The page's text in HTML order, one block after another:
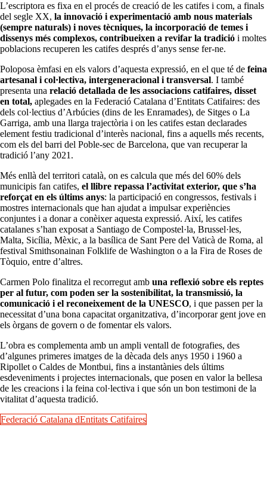
L’escriptora es fixa en el procés de creació de les catifes i com, a finals
del segle XX, la innovació i experimentació amb nous materials
(sempre naturals) i noves tècniques, la incorporació de temes i
dissenys més complexos, contribueixen a revifar la tradició i moltes
poblacions recuperen les catifes després d’anys sense fer-ne.
Poloposa èmfasi en els valors d’aquesta expressió, en el que té de feina
artesanal i col·lectiva, intergeneracional i transversal. I també
presenta una relació detallada de les associacions catifaires, disset
en total, aplegades en la Federació Catalana d’Entitats Catifaires: des
dels col·lectius d’Arbúcies (dins de les Enramades), de Sitges o La
Garriga, amb una llarga trajectòria i on les catifes estan declarades
element festiu tradicional d’interès nacional, fins a aquells més recents,
com els del barri del Poble-sec de Barcelona, que van recuperar la
tradició l’any 2021.
Més enllà del territori català, on es calcula que més del 60% dels
municipis fan catifes, el llibre repassa l’activitat exterior, que s’ha
reforçat en els últims anys: la participació en congressos, festivals i
mostres internacionals que han ajudat a impulsar experiències
conjuntes i a donar a conèixer aquesta expressió. Així, les catifes
catalanes s’han exposat a Santiago de Compostel·la, Brussel·les,
Malta, Sicília, Mèxic, a la basílica de Sant Pere del Vaticà de Roma, al
festival Smithsonainan Folklife de Washington o a la Fira de Roses de
Tòquio, entre d’altres.
Carmen Polo finalitza el recorregut amb una reflexió sobre els reptes
per al futur, com poden ser la sostenibilitat, la transmissió, la
comunicació i el reconeixement de la UNESCO, i que passen per la
necessitat d’una bona capacitat organitzativa, d’incorporar gent jove en
els òrgans de govern o de fomentar els valors.
L’obra es complementa amb un ampli ventall de fotografies, des
d’algunes primeres imatges de la dècada dels anys 1950 i 1960 a
Ripollet o Caldes de Montbui, fins a instantànies dels últims
esdeveniments i projectes internacionals, que posen en valor la bellesa
de les creacions i la feina col·lectiva i que són un bon testimoni de la
vitalitat d’aquesta tradició.
Federació Catalana dEntitats Catifaires